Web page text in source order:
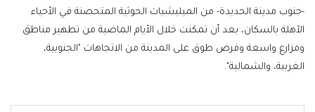
-جنوب مدينة الحديدة- من الميليشيات الحوثية المتحصنة في الأحياء
الآهلة بالسكان، بعد أن تمكنت خلال الأيام الماضية من تطهير مناطق
ومزارع واسعة وفرض طوق على المدينة من الاتجاهات "الجنوبية،
الغربية، والشمالية".